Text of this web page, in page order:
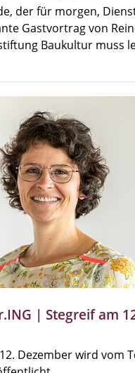
der für morgen,
Gastvortrag von
Baukultur muss
| Stegreif am
Dezember wird vom